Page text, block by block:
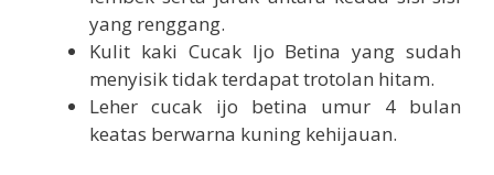
yang renggang.
Kulit kaki Cucak Ijo Betina yang sudah
menyisik tidak terdapat trotolan hitam.
Leher cucak ijo betina umur 4 bulan
keatas berwarna kuning kehijauan.